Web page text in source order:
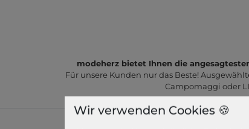
modeherz bietet Ihnen die
Für unsere Kunden nur das Beste!
Campomaggi oder
Wir verwenden Cookies 🍪